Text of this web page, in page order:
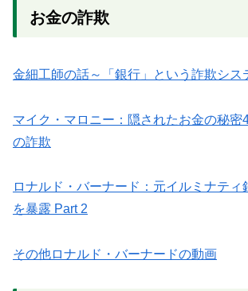
お金の詐欺
金細工師の話～「銀行」という詐欺シス
マイク・マロニー：隠されたお金の秘密
の詐欺
ロナルド・バーナード：元イルミナティ
を暴露 Part 2
その他ロナルド・バーナードの動画